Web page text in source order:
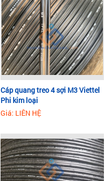
Cáp quang treo 4 sợi M3 Viettel
Phi kim loại
Giá: LIÊN HỆ